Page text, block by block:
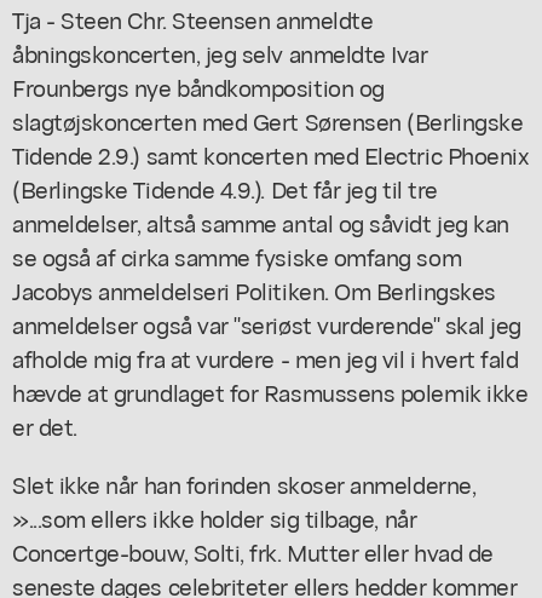
Tja - Steen Chr. Steensen anmeldte
åbningskoncerten, jeg selv anmeldte Ivar
Frounbergs nye båndkomposition og
slagtøjskoncerten med Gert Sørensen (Berlingske
Tidende 2.9.) samt koncerten med Electric Phoenix
(Berlingske Tidende 4.9.). Det får jeg til tre
anmeldelser, altså samme antal og såvidt jeg kan
se også af cirka samme fysiske omfang som
Jacobys anmeldelseri Politiken. Om Berlingskes
anmeldelser også var "seriøst vurderende" skal jeg
afholde mig fra at vurdere - men jeg vil i hvert fald
hævde at grundlaget for Rasmussens polemik ikke
er det.
Slet ikke når han forinden skoser anmelderne,
»...som ellers ikke holder sig tilbage, når
Concertge-bouw, Solti, frk. Mutter eller hvad de
seneste dages celebriteter ellers hedder kommer